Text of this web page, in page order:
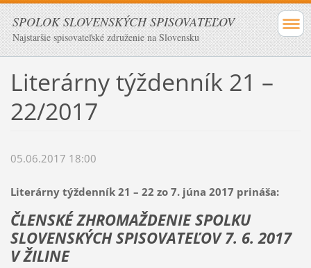
SPOLOK SLOVENSKÝCH SPISOVATEĽOV
Najstaršie spisovateľské združenie na Slovensku
Literárny týždenník 21 –
22/2017
05.06.2017 18:00
Literárny týždenník 21 – 22 zo 7. júna 2017 prináša:
ČLENSKÉ ZHROMAŽDENIE SPOLKU
SLOVENSKÝCH SPISOVATEĽOV 7. 6. 2017
V ŽILINE